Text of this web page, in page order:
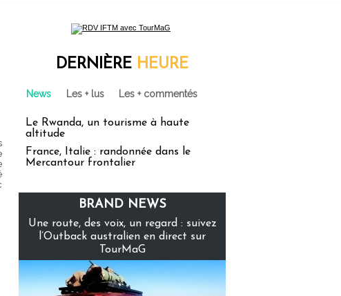
DERNIÈRE HEURE
News Les + lus Les + commentés
Le Rwanda, un tourisme à haute
altitude
France, Italie : randonnée dans le
Mercantour frontalier
BRAND NEWS
Une route, des voix, un regard : suivez
l’Outback australien en direct sur
TourMaG